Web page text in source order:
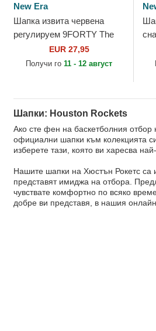
New Era
Шапка извита червена
регулируем 9FORTY The
League на Houston Rockets
NBA от New Era
EUR 27,95
Получи го11 - 12 август
Шапки: Houston Rockets
Ако сте фен на баскетболния
официални шапки към колекцията
изберете тази, която ви харесва
Нашите шапки на Хюстън Рокетс са
представят имиджа на отбора.
чувствате комфортно по всяко
добре ви представя, в нашия онлайн